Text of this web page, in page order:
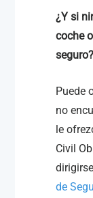
¿Y si
coche
seguro?
Puede
no
le
Civil
de